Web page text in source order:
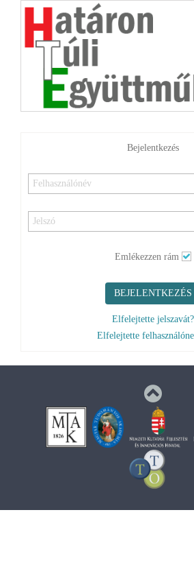
Bejelentkezés
Elfelejtette jelszavát?